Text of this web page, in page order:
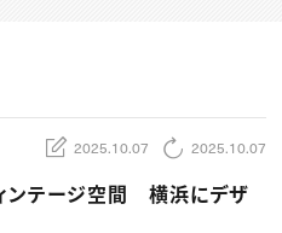
2025.10.07 2025.10.07
ンテージ空間 横浜にデザ